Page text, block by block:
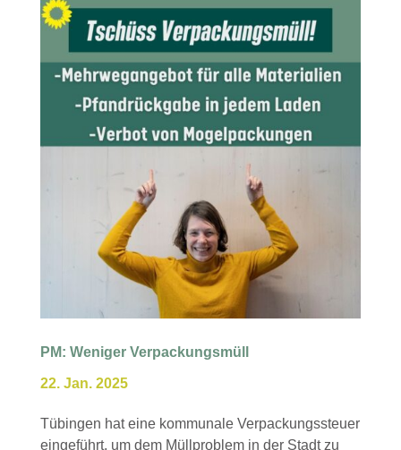
PM: Weniger Verpackungsmüll
22. Jan. 2025
Tübingen hat eine kommunale Verpackungssteuer
eingeführt, um dem Müllproblem in der Stadt zu